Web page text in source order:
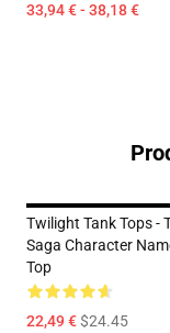
33,94 € - 38,18 €
Twilight Tank Tops -
Saga Character
Top
22,49 €$24.45